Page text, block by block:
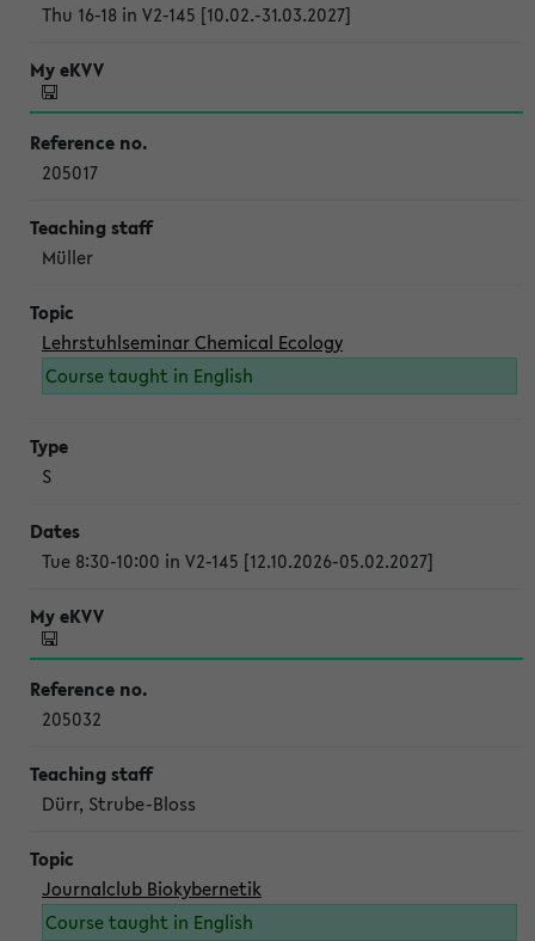
Thu 16-18 in V2-145 [10.02.-31.03.2027]
205017
Müller
Lehrstuhlseminar Chemical Ecology
Course taught in English
S
Tue 8:30-10:00 in V2-145 [12.10.2026-05.02.2027]
205032
Dürr, Strube-Bloss
Journalclub Biokybernetik
Course taught in English